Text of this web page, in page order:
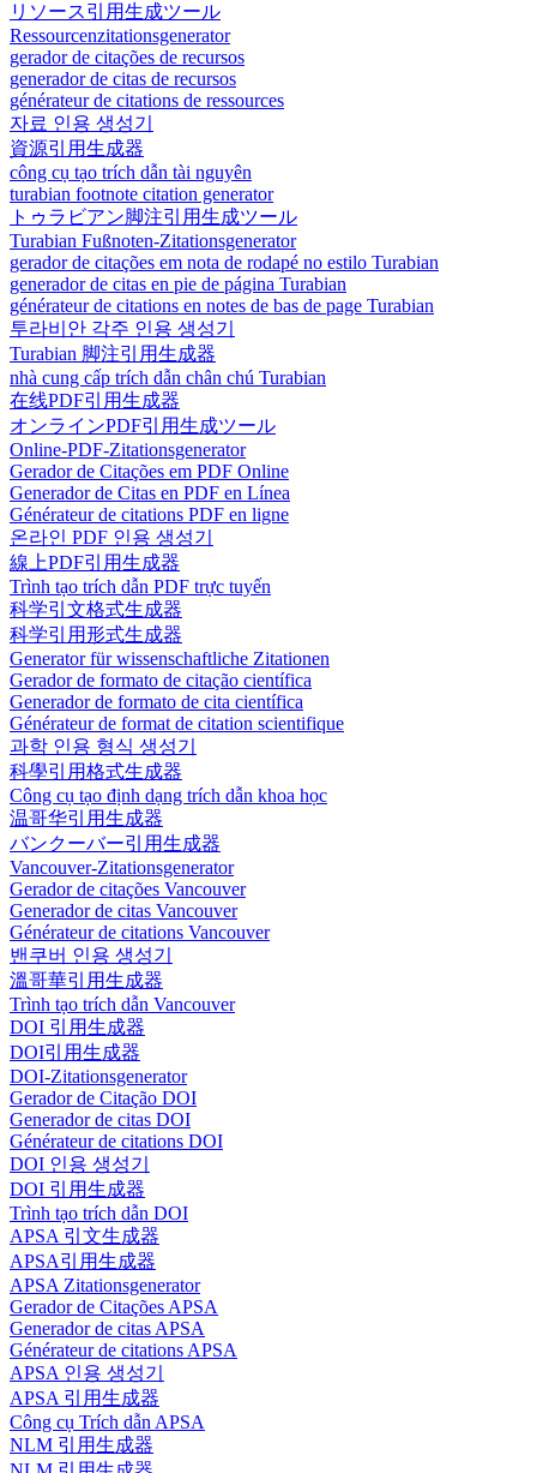
リソース引用生成ツール
Ressourcenzitationsgenerator
gerador de citações de recursos
generador de citas de recursos
générateur de citations de ressources
자료 인용 생성기
資源引用生成器
công cụ tạo trích dẫn tài nguyên
turabian footnote citation generator
トゥラビアン脚注引用生成ツール
Turabian Fußnoten-Zitationsgenerator
gerador de citações em nota de rodapé no estilo Turabian
generador de citas en pie de página Turabian
générateur de citations en notes de bas de page Turabian
투라비안 각주 인용 생성기
Turabian 脚注引用生成器
nhà cung cấp trích dẫn chân chú Turabian
在线PDF引用生成器
オンラインPDF引用生成ツール
Online-PDF-Zitationsgenerator
Gerador de Citações em PDF Online
Generador de Citas en PDF en Línea
Générateur de citations PDF en ligne
온라인 PDF 인용 생성기
線上PDF引用生成器
Trình tạo trích dẫn PDF trực tuyến
科学引文格式生成器
科学引用形式生成器
Generator für wissenschaftliche Zitationen
Gerador de formato de citação científica
Generador de formato de cita científica
Générateur de format de citation scientifique
과학 인용 형식 생성기
科學引用格式生成器
Công cụ tạo định dạng trích dẫn khoa học
温哥华引用生成器
バンクーバー引用生成器
Vancouver-Zitationsgenerator
Gerador de citações Vancouver
Generador de citas Vancouver
Générateur de citations Vancouver
밴쿠버 인용 생성기
溫哥華引用生成器
Trình tạo trích dẫn Vancouver
DOI 引用生成器
DOI引用生成器
DOI-Zitationsgenerator
Gerador de Citação DOI
Generador de citas DOI
Générateur de citations DOI
DOI 인용 생성기
DOI 引用生成器
Trình tạo trích dẫn DOI
APSA 引文生成器
APSA引用生成器
APSA Zitationsgenerator
Gerador de Citações APSA
Generador de citas APSA
Générateur de citations APSA
APSA 인용 생성기
APSA 引用生成器
Công cụ Trích dẫn APSA
NLM 引用生成器